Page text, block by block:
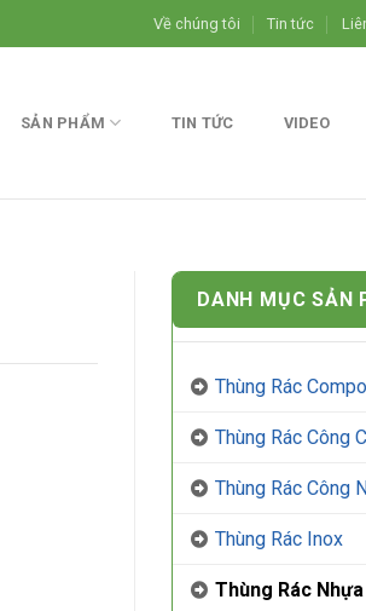
Về chúng tôi Tin tức
SẢN PHẨM TIN TỨC VIDEO
DANH MỤC SẢN
Thùng Rác
Thùng Rác Công
Thùng Rác Công
Thùng Rác Inox
Thùng Rác Nhựa